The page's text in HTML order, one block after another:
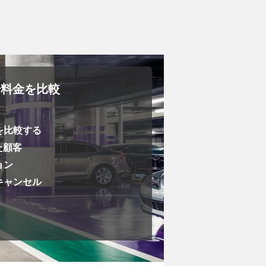
金を比較
比較する
顧客
ン
ャンセル